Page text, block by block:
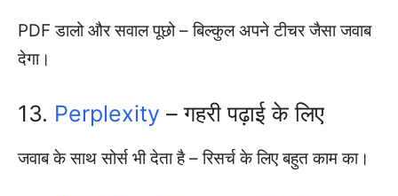
PDF डालो और सवाल पूछो – बिल्कुल अपने टीचर जैसा जवाब
देगा।
13. Perplexity – गहरी पढ़ाई के लिए
जवाब के साथ सोर्स भी देता है – रिसर्च के लिए बहुत काम का।